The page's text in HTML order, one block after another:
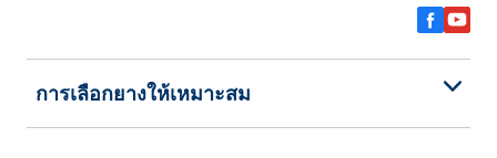
การเลือกยางให้เหมาะสม